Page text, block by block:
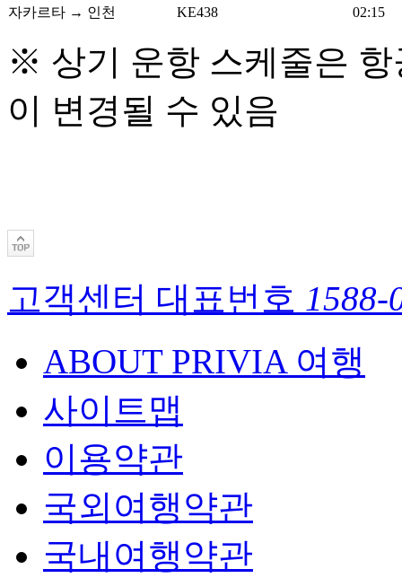
자카르타 → 인천
KE438 02:15
※ 상기 운항 스케줄은
이 변경될 수 있음
고객센터 대표번호 1588-
ABOUT PRIVIA 여행
사이트맵
이용약관
국외여행약관
국내여행약관